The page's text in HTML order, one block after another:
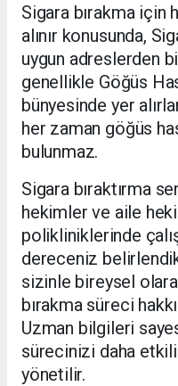
Sigara bırakma için
alınır konusunda,
uygun adreslerden
genellikle Göğüs
bünyesinde yer
her zaman göğüs
bulunmaz.
Sigara bıraktırma
hekimler ve aile
polikliniklerinde
dereceniz
sizinle bireysel
bırakma süreci
Uzman bilgileri
sürecinizi daha
yönetilir.